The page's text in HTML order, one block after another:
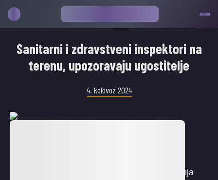
Sanitarni i zdravstveni inspektori na
terenu, upozoravaju ugostitelje
4. kolovoz 2024
pušenje u smislu izuzetaka od zabrane pušenja